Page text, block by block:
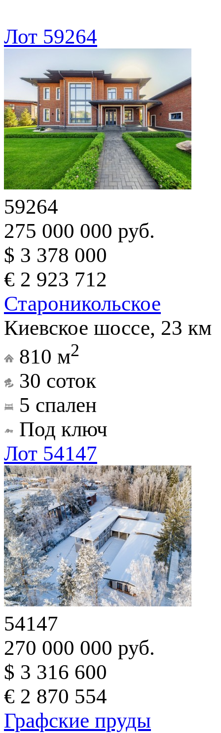
Лот 59264
59264
275 000 000 руб.
$ 3 378 000
€ 2 923 712
Староникольское
Киевское шоссе, 23 км
810 м2
30 соток
5 спален
Под ключ
Лот 54147
54147
270 000 000 руб.
$ 3 316 600
€ 2 870 554
Графские пруды